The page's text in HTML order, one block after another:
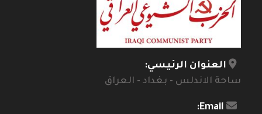
العنوان الرئيسي:
ساحة الاندلس - بغداد - العراق
Email: